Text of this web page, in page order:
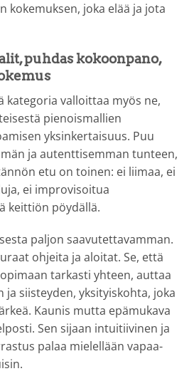
kokemuksen, joka elää ja jota
puhdas kokoonpano,
kategoria valloittaa myös ne,
pienoismallien
yksinkertaisuus. Puu
ja autenttisemman tunteen,
etu on toinen: ei liimaa, ei
ei improvisoitua
keittiön pöydällä.
paljon saavutettavamman.
ohjeita ja aloitat. Se, että
tarkasti yhteen, auttaa
ja siisteyden, yksityiskohta, joka
Kaunis mutta epämukava
Sen sijaan intuitiivinen ja
palaa mielellään vapaa-